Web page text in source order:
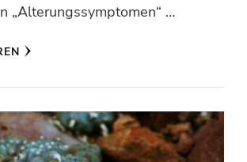
„Alterungssymptomen“ …